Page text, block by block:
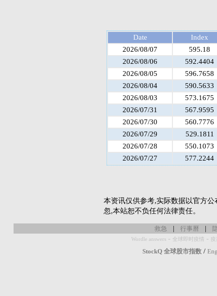
Date
Index
2026/08/07
595.18
2026/08/06
592.4404
2026/08/05
596.7658
2026/08/04
590.5633
2026/08/03
573.1675
2026/07/31
567.9595
2026/07/30
560.7776
2026/07/29
529.1811
2026/07/28
550.1073
2026/07/27
577.2244
本资讯仅供参考,实际数据以官方
忽,本站恕不负任何法律责任。
救急 | 行事曆 |
Wordle answers - 全球即时疫情 -
StockQ 全球股市指数 /